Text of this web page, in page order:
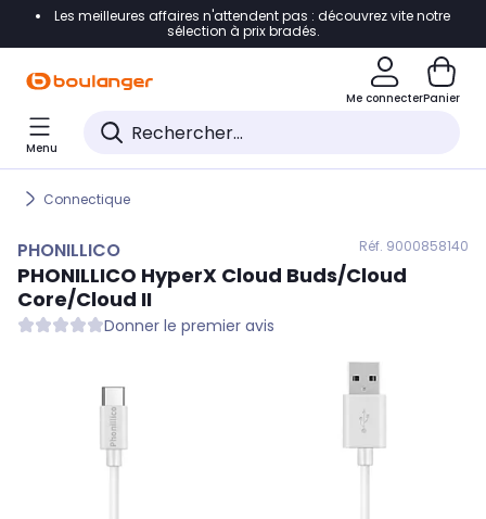
Accéder directement à la navigation
Accéder directement au pied de page
Accéder directement au chatbot
Les meilleures affaires n'attendent pas : découvrez vite notre
sélection à prix bradés.
Me connecterPanier
Menu
Connectique
PHONILLICO Réf. 9000858140
PHONILLICO HyperX Cloud Buds/Cloud
Core/Cloud II
Donner le premier avis